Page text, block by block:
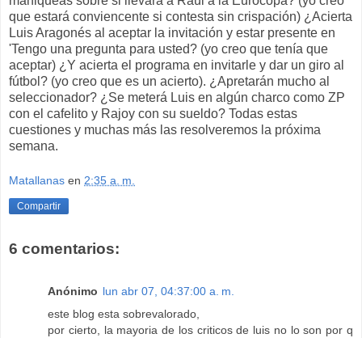
que estará conviencente si contesta sin crispación) ¿Acierta
Luis Aragonés al aceptar la invitación y estar presente en
'Tengo una pregunta para usted? (yo creo que tenía que
aceptar) ¿Y acierta el programa en invitarle y dar un giro al
fútbol? (yo creo que es un acierto). ¿Apretarán mucho al
seleccionador? ¿Se meterá Luis en algún charco como ZP
con el cafelito y Rajoy con su sueldo? Todas estas
cuestiones y muchas más las resolveremos la próxima
semana.
Matallanas en 2:35 a. m.
Compartir
6 comentarios:
Anónimo lun abr 07, 04:37:00 a. m.
este blog esta sobrevalorado,
por cierto, la mayoria de los criticos de luis no lo son por q